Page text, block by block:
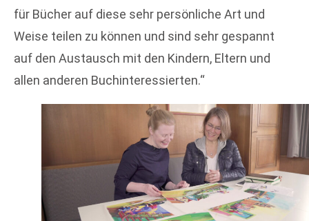
für Bücher auf diese sehr persönliche Art und
Weise teilen zu können und sind sehr gespannt
auf den Austausch mit den Kindern, Eltern und
allen anderen Buchinteressierten.“